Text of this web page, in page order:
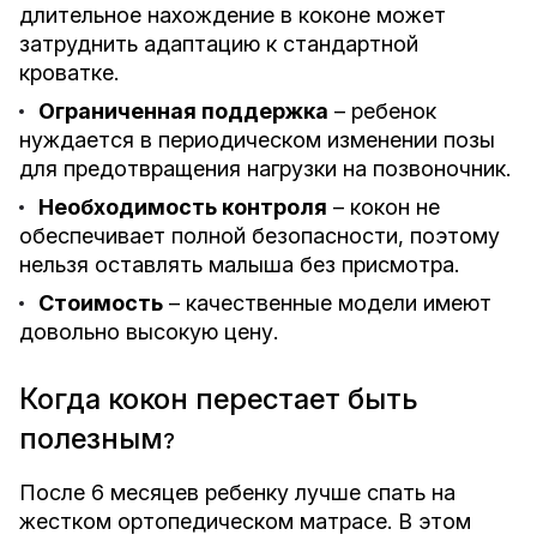
длительное нахождение в коконе может
затруднить адаптацию к стандартной
кроватке.
Ограниченная поддержка – ребенок
нуждается в периодическом изменении позы
для предотвращения нагрузки на позвоночник.
Необходимость контроля – кокон не
обеспечивает полной безопасности, поэтому
нельзя оставлять малыша без присмотра.
Стоимость – качественные модели имеют
довольно высокую цену.
Когда кокон перестает быть
полезным?
После 6 месяцев ребенку лучше спать на
жестком ортопедическом матрасе. В этом